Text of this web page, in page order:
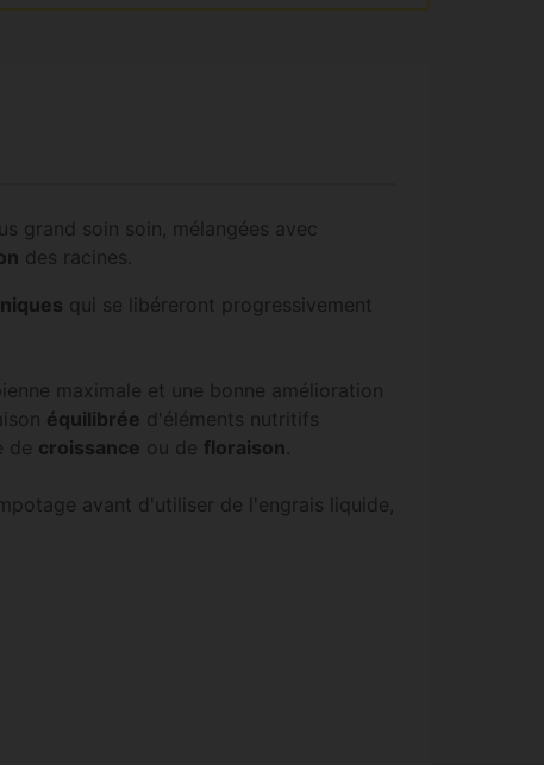
grand soin soin, mélangées avec
des racines.
qui se libéreront progressivement
maximale et une bonne amélioration
équilibrée d'éléments nutritifs
de croissance ou de floraison.
avant d'utiliser de l'engrais liquide,